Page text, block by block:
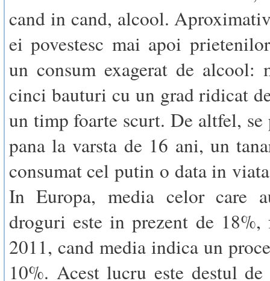
cand in cand, alcool.
ei povestesc mai apoi
un consum exagerat de alcool:
cinci bauturi cu un grad ridicat
un timp foarte scurt. De altfel, se
pana la varsta de 16 ani, un
consumat cel putin o data in
In Europa, media celor care
droguri este in prezent de 18%,
2011, cand media indica un
10%. Acest lucru este destul